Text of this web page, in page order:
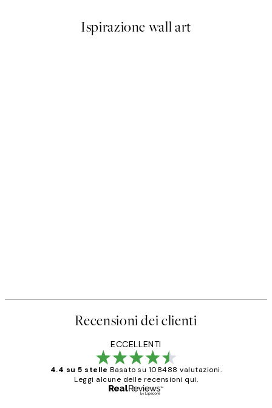
Ispirazione wall art
Recensioni dei clienti
ECCELLENTI
4.4 su 5 stelle Basato su 108488 valutazioni.
Leggi alcune delle recensioni qui.